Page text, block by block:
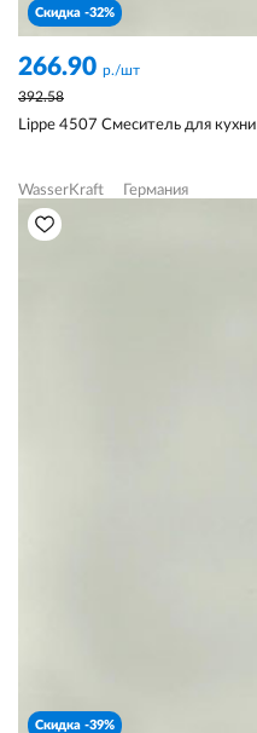
Скидка -32%
266.90 р./шт
392.58
Lippe 4507 Смеситель для кухни
WasserKraft Германия
Скидка -39%